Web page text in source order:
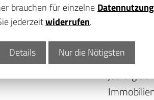
Beim
betreut.
jetzt
brauchen für einzelne
jederzeitwiderrufen.
Details Nur die Nötigsten